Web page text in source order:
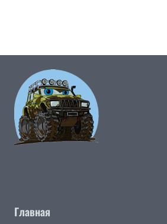
Главная